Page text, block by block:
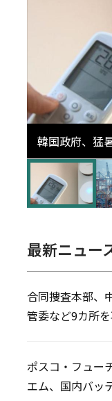
韓国政府、猛
高更新の可能
検
最新ニュー
合同捜査本部、
管委など9カ所
ポスコ・フュー
エム、国内バッ